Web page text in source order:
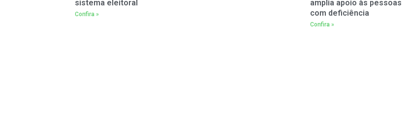
sistema eleitoral
Confira »
amplia apoio às pessoas
com deficiência
Confira »